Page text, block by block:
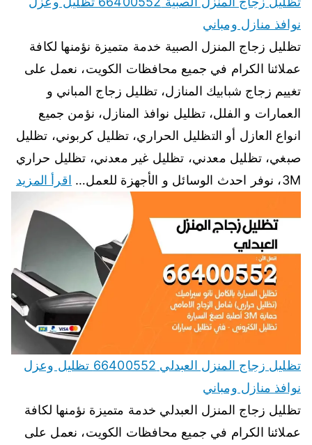
نوافذ منازل ومباني
تظليل زجاج المنزل الصبية خدمة متميزة نؤمنها لكافة
عملائنا الكرام في جميع محافظات الكويت، نعمل على
تغييم زجاج شبابيك المنازل، تظليل زجاج المباني و
العمارات و الفلل، تظليل نوافذ المنازل، نؤمن جميع
انواع العازل أو التظليل الحراري، تظليل كربوني، تظليل
صبغي، تظليل معدني، تظليل غير معدني، تظليل حراري
3M، نوفر احدث الوسائل و الأجهزة للعمل…
اقرأ المزيد
تظليل زجاج المنزل العبدلي 66400552 تظليل وعزل
نوافذ منازل ومباني
تظليل زجاج المنزل العبدلي خدمة متميزة نؤمنها لكافة
عملائنا الكرام في جميع محافظات الكويت، نعمل على